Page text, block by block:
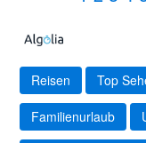
Reisen Top
Familienurlaub